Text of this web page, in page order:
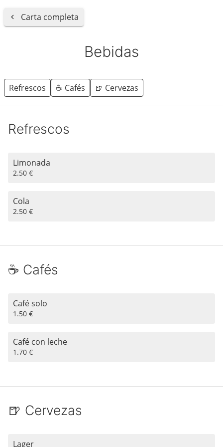
Carta completa
Bebidas
Refrescos ☕️ Cafés 🍺 Cervezas
Refrescos
Limonada
2.50 €
Cola
2.50 €
☕️ Cafés
Café solo
1.50 €
Café con leche
1.70 €
🍺 Cervezas
Lager